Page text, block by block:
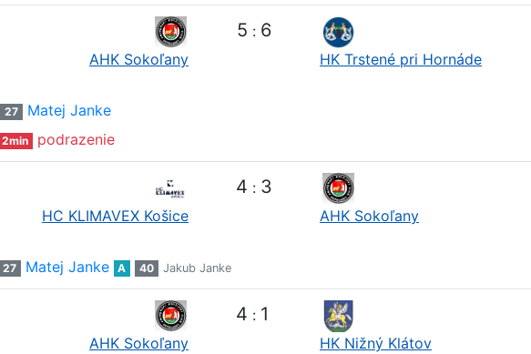
AHK Sokoľany
5 : 6
HK Trstené pri Hornáde
27 Matej Janke
2min podrazenie
HC KLIMAVEX Košice
4 : 3
AHK Sokoľany
27 Matej Janke A 40 Jakub Janke
AHK Sokoľany
4 : 1
HK Nižný Klátov